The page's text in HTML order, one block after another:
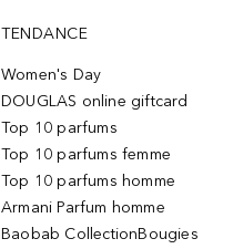
TENDANCE
Women's Day
DOUGLAS online giftcard
Top 10 parfums
Top 10 parfums femme
Top 10 parfums homme
Armani Parfum homme
Baobab CollectionBougies